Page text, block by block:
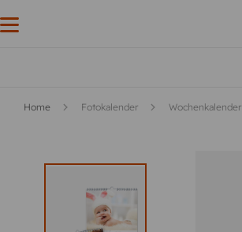
Home Fotokalender Wochenkalender